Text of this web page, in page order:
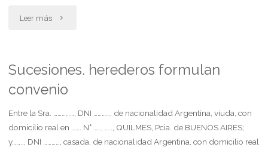
en
de
Leer más "Concursos
solicita
Sucesiones. herederos formulan
convenio
Entre la Sra. ……………, DNI …………, de nacionalidad Argentina, viuda, con
domicilio real en ……. N° ….., ….., QUILMES, Pcia. de BUENOS AIRES;
y…….., DNI …………, casada, de nacionalidad Argentina, con domicilio real